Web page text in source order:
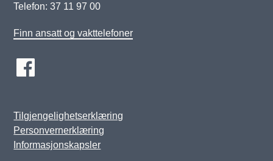
Telefon: 37 11 97 00
Finn ansatt og vakttelefoner
Tilgjengelighetserklæring
Personvernerklæring
Informasjonskapsler